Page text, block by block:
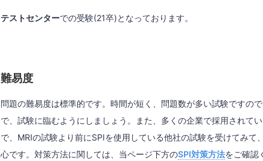
テストセンターでの受験(21卒)となっております。
難易度
問題の難易度は標準的です。時間が短く、問題数が多い試験ですの
で、試験に臨むようにしましょう。また、多くの企業で採用されて
で、MRIの試験より前にSPIを使用している他社の試験を受けてみて
心です。対策方法に関しては、当ページ下方のSPI対策方法をご確認